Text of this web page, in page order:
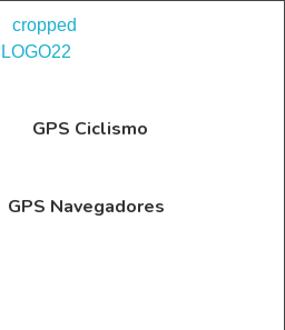
GPS Ciclismo
GPS Navegadores